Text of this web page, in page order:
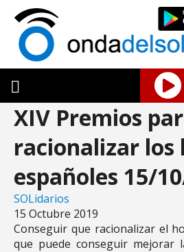
XIV Premios
racionalizar los
españoles 15/
SOLidarios
15 Octubre 2019
Conseguir que racionalizar el
que puede conseguir mejorar